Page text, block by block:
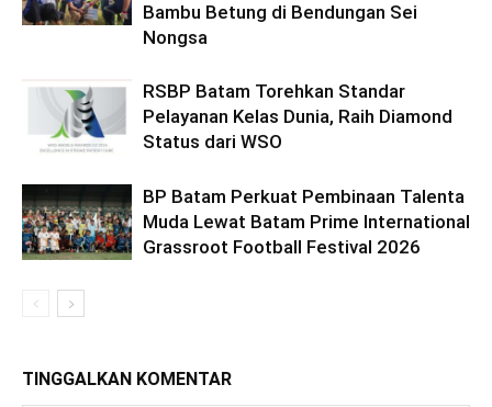
Bambu Betung di Bendungan Sei
Nongsa
RSBP Batam Torehkan Standar
Pelayanan Kelas Dunia, Raih Diamond
Status dari WSO
BP Batam Perkuat Pembinaan Talenta
Muda Lewat Batam Prime International
Grassroot Football Festival 2026
TINGGALKAN KOMENTAR